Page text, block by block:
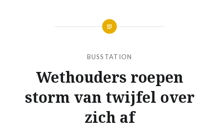
BUSSTATION
Wethouders roepen
storm van twijfel over
zich af